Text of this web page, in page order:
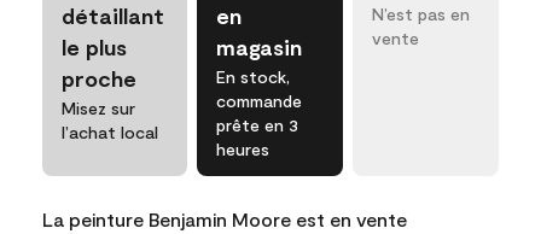
détaillant
le plus
proche
Misez sur
l’achat local
en
magasin
En stock,
commande
prête en 3
heures
N’est pas en
vente
La peinture Benjamin Moore est en vente